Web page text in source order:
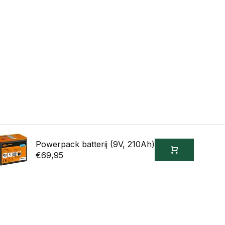
Powerpack batterij (9V, 210Ah)
€69,95